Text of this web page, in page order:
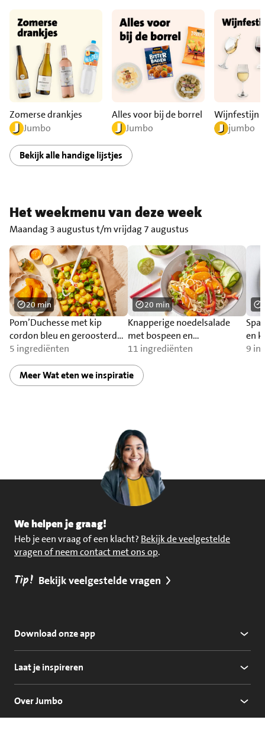
Zomerse drankjes
Jumbo
Alles voor bij de borrel
Jumbo
Wijnfestijn
jumbo
Bekijk alle handige lijstjes
Het weekmenu van deze week
Maandag 3 augustus t/m vrijdag 7 augustus
Pom’Duchesse met kip
cordon bleu en geroosterde
broccoli
5 ingrediënten
20 min
Knapperige noedelsalade
met bospeen en
komkommer
11 ingrediënten
20 min
en
9
Meer Wat eten we inspiratie
We helpen je graag!
Heb je een vraag of een klacht? Bekijk de veelgestelde
vragen of neem contact met ons op.
Tip! Bekijk veelgestelde vragen
Download onze app
Laat je inspireren
Over Jumbo